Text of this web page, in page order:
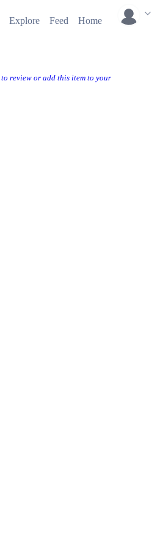
Explore Feed Home
review or add this item to your